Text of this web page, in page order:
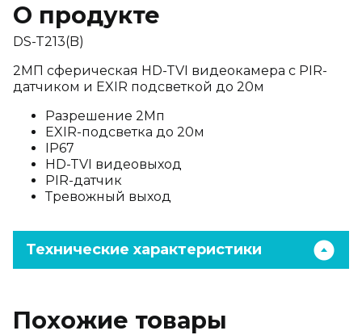
О продукте
DS-T213(B)
2МП сферическая HD-TVI видеокамера с PIR-
датчиком и EXIR подсветкой до 20м
Разрешение 2Мп
EXIR-подсветка до 20м
IP67
HD-TVI видеовыход
PIR-датчик
Тревожный выход
Технические характеристики
Похожие товары